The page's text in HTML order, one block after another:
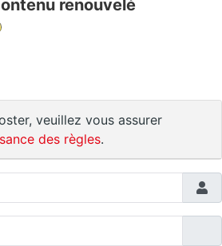
renouvelé
veuillez vous assurer
des règles.